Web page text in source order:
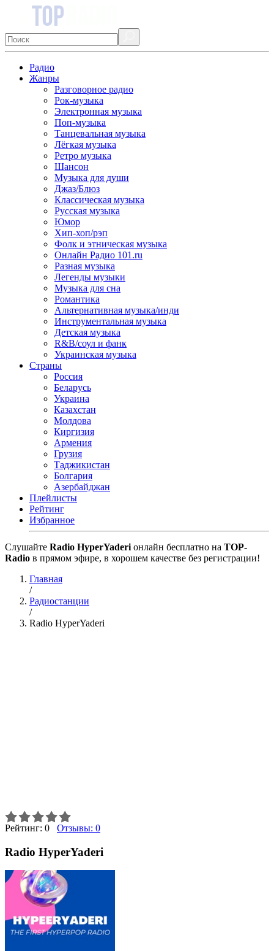
Радио
Жанры
Разговорное радио
Рок-музыка
Электронная музыка
Поп-музыка
Танцевальная музыка
Лёгкая музыка
Ретро музыка
Шансон
Музыка для души
Джаз/Блюз
Классическая музыка
Русская музыка
Юмор
Хип-хоп/рэп
Фолк и этническая музыка
Онлайн Радио 101.ru
Разная музыка
Легенды музыки
Музыка для сна
Романтика
Альтернативная музыка/инди
Инструментальная музыка
Детская музыка
R&B/cоул и фанк
Украинская музыка
Страны
Россия
Беларусь
Украина
Казахстан
Молдова
Киргизия
Армения
Грузия
Таджикистан
Болгария
Азербайджан
Плейлисты
Рейтинг
Избранное
Cлушайте Radio HyperYaderi онлайн бесплатно на TOP-
Radio в прямом эфире, в хорошем качестве без регистрации!
Главная
/
Радиостанции
/
Radio HyperYaderi
Рейтинг: 0 Отзывы: 0
Radio HyperYaderi